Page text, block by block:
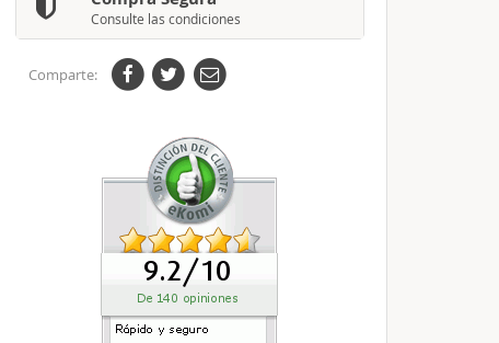
Consulte las condiciones
Comparte: